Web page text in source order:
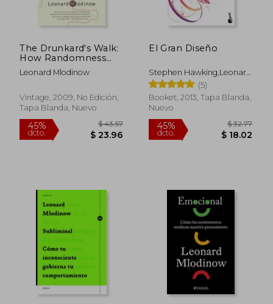
45%
dcto.
$ 43.57
$ 23.96
45%
The Drunkard's Walk:
How Randomness
Rules our Lives (en
Inglés)
Leonard Mlodinow
Vintage, 2009, No Edición,
Tapa Blanda, Nuevo
El Gran Diseño
Stephen Hawking,Leonard
Mlodinow
(5)
Booket, 2013, Tapa Blanda,
Nuevo